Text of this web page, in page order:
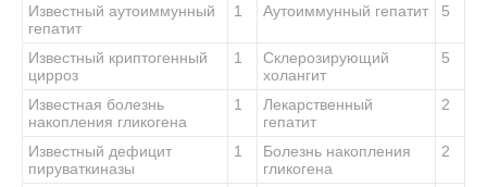
Известный аутоиммунный
гепатит
1 Аутоиммунный гепатит 5
Известный криптогенный
цирроз
1
Склерозирующий
холангит
5
Известная болезнь
накопления гликогена
1
Лекарственный
гепатит
2
Известный дефицит
пируваткиназы
1
Болезнь накопления
гликогена
2